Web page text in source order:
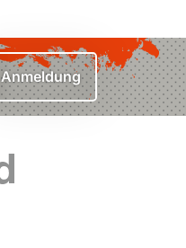
Anmeldung